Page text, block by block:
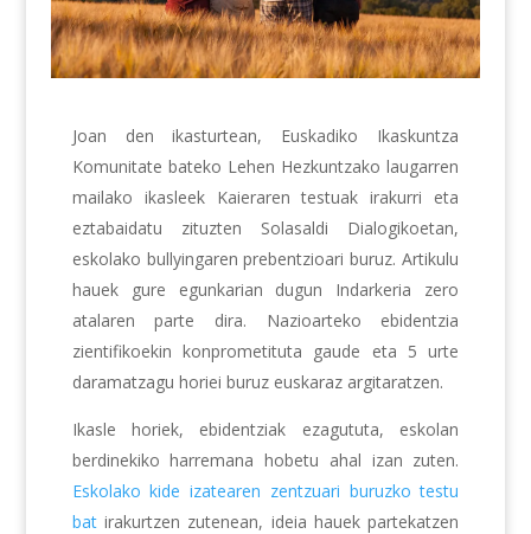
Joan den ikasturtean, Euskadiko Ikaskuntza
Komunitate bateko Lehen Hezkuntzako laugarren
mailako ikasleek Kaieraren testuak irakurri eta
eztabaidatu zituzten Solasaldi Dialogikoetan,
eskolako bullyingaren prebentzioari buruz. Artikulu
hauek gure egunkarian dugun Indarkeria zero
atalaren parte dira. Nazioarteko ebidentzia
zientifikoekin konprometituta gaude eta 5 urte
daramatzagu horiei buruz euskaraz argitaratzen.
Ikasle horiek, ebidentziak ezagututa, eskolan
berdinekiko harremana hobetu ahal izan zuten.
Eskolako kide izatearen zentzuari buruzko testu
batirakurtzen zutenean, ideia hauek partekatzen